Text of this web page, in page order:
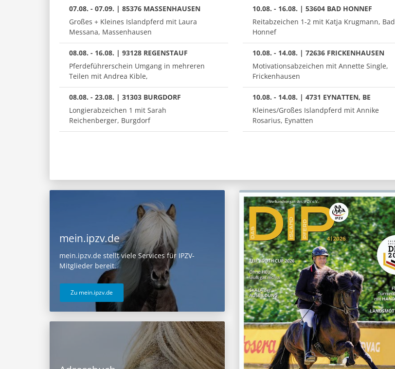
07.08. - 07.09. | 85376 MASSENHAUSEN
Großes + Kleines Islandpferd mit Laura
Messana, Massenhausen
08.08. - 16.08. | 93128 REGENSTAUF
Pferdeführerschein Umgang in mehreren
Teilen mit Andrea Kible,
08.08. - 23.08. | 31303 BURGDORF
Longierabzeichen 1 mit Sarah
Reichenberger, Burgdorf
10.08. - 16.08. | 53604 BAD HONNEF
Reitabzeichen 1-2 mit Katja Krugmann, Bad
Honnef
10.08. - 14.08. | 72636 FRICKENHAUSEN
Motivationsabzeichen mit Annette Single,
Frickenhausen
10.08. - 14.08. | 4731 EYNATTEN, BE
Kleines/Großes Islandpferd mit Annike
Rosarius, Eynatten
mein.ipzv.de
mein.ipzv.de stellt viele Services für IPZV-
Mitglieder bereit.
Zu mein.ipzv.de